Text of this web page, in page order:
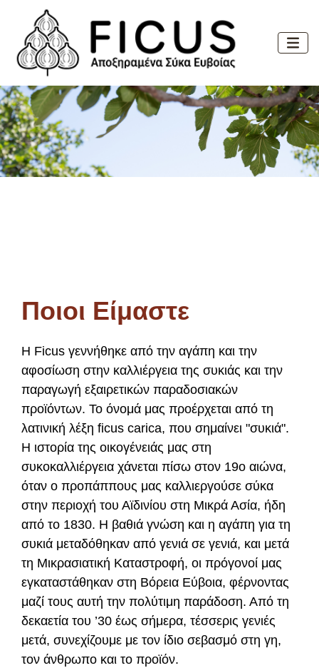
Ποιοι Είμαστε
Η Ficus γεννήθηκε από την αγάπη και την
αφοσίωση στην καλλιέργεια της συκιάς και την
παραγωγή εξαιρετικών παραδοσιακών
προϊόντων. Το όνομά μας προέρχεται από τη
λατινική λέξη ficus carica, που σημαίνει "συκιά".
Η ιστορία της οικογένειάς μας στη
συκοκαλλιέργεια χάνεται πίσω στον 19ο αιώνα,
όταν ο προπάππους μας καλλιεργούσε σύκα
στην περιοχή του Αϊδινίου στη Μικρά Ασία, ήδη
από το 1830. Η βαθιά γνώση και η αγάπη για τη
συκιά μεταδόθηκαν από γενιά σε γενιά, και μετά
τη Μικρασιατική Καταστροφή, οι πρόγονοί μας
εγκαταστάθηκαν στη Βόρεια Εύβοια, φέρνοντας
μαζί τους αυτή την πολύτιμη παράδοση. Από τη
δεκαετία του ’30 έως σήμερα, τέσσερις γενιές
μετά, συνεχίζουμε με τον ίδιο σεβασμό στη γη,
τον άνθρωπο και το προϊόν.